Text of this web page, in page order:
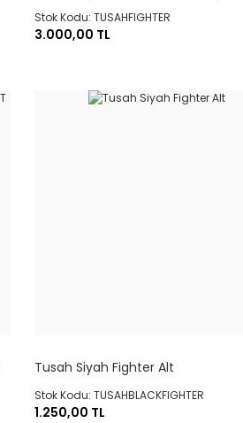
Stok Kodu: TUSAHFIGHTER
3.000,00 TL
Tusah Siyah Fighter Alt
Stok Kodu: TUSAHBLACKFIGHTER
1.250,00 TL